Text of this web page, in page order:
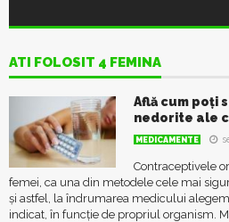
ATI FOLOSIT 4 FEMINA
Află cum poți
nedorite ale
MEDICAMENTE
Contraceptivele
femei, ca una din metodele cele mai
și astfel, la îndrumarea medicului
indicat, în funcție de propriul organism.